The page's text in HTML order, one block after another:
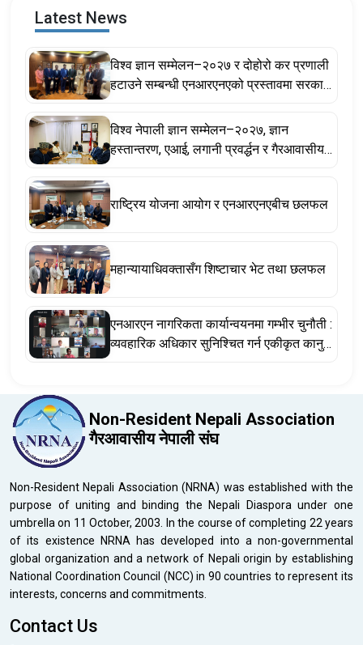
Latest News
विश्व ज्ञान सम्मेलन–२०२७ र दोहोरो कर प्रणाली
हटाउने सम्बन्धी एनआरएनएको प्रस्तावमा सरकार
विश्व नेपाली ज्ञान सम्मेलन–२०२७, ज्ञान
हस्तान्तरण, एआई, लगानी प्रवर्द्धन र गैरआवासीय
राष्ट्रिय योजना आयोग र एनआरएनएबीच छलफल
महान्यायाधिवक्तासँग शिष्टाचार भेट तथा छलफल
एनआरएन नागरिकता कार्यान्वयनमा गम्भीर चुनौती :
व्यवहारिक अधिकार सुनिश्चित गर्न एकीकृत कानुन
Non-Resident Nepali Association
गैरआवासीय नेपाली संघ
Non-Resident Nepali Association (NRNA) was established with the
purpose of uniting and binding the Nepali Diaspora under one
umbrella on 11 October, 2003. In the course of completing 22 years
of its existence NRNA has developed into a non-governmental
global organization and a network of Nepali origin by establishing
National Coordination Council (NCC) in 90 countries to represent its
interests, concerns and commitments.
Contact Us